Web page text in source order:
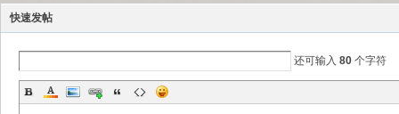
Bo
快速发帖
还可输入 80 个字符